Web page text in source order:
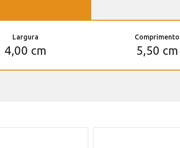
Largura
4,00 cm
Comprimento
5,50 cm